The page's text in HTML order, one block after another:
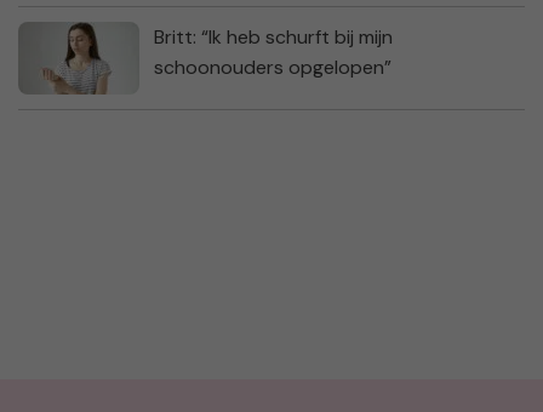
Britt: “Ik heb schurft bij mijn
schoonouders opgelopen”